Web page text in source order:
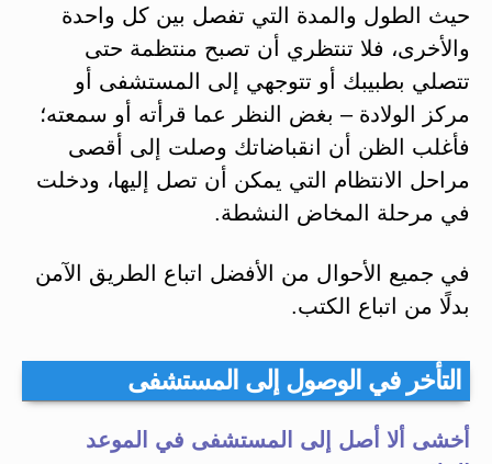
حيث الطول والمدة التي تفصل بين كل واحدة
والأخرى، فلا تنتظري أن تصبح منتظمة حتى
تتصلي بطبيبك أو تتوجهي إلى المستشفى أو
مركز الولادة – بغض النظر عما قرأته أو سمعته؛
فأغلب الظن أن انقباضاتك وصلت إلى أقصى
مراحل الانتظام التي يمكن أن تصل إليها، ودخلت
في مرحلة المخاض النشطة.
في جميع الأحوال من الأفضل اتباع الطريق الآمن
بدلًا من اتباع الكتب.
التأخر في الوصول إلى المستشفى
أخشى ألا أصل إلى المستشفى في الموعد